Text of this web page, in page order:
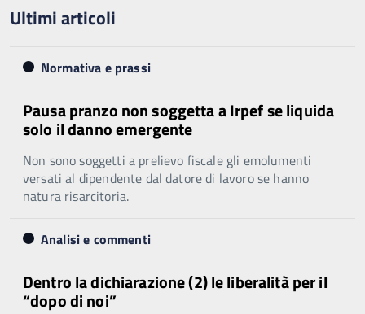
Ultimi articoli
Normativa e prassi
Pausa pranzo non soggetta a Irpef se liquida
solo il danno emergente
Non sono soggetti a prelievo fiscale gli emolumenti
versati al dipendente dal datore di lavoro se hanno
natura risarcitoria.
Analisi e commenti
Dentro la dichiarazione (2) le liberalità per il
“dopo di noi”